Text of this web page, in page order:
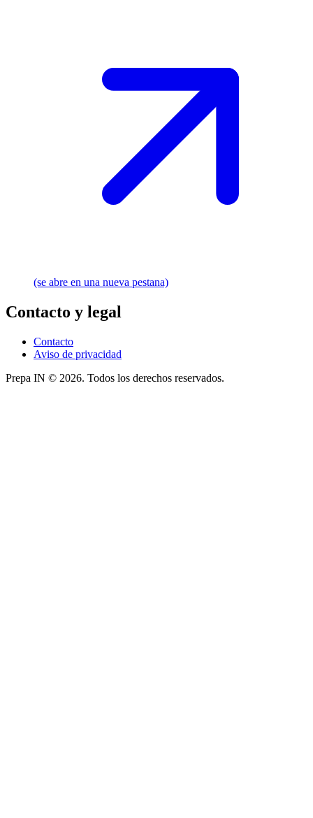
(se abre en una nueva pestana)
Contacto y legal
Contacto
Aviso de privacidad
Prepa IN © 2026. Todos los derechos reservados.